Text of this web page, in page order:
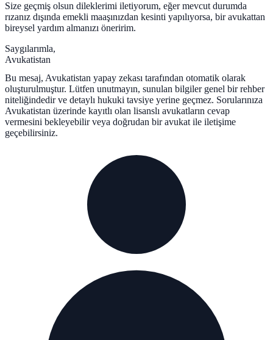
Size geçmiş olsun dileklerimi iletiyorum, eğer mevcut durumda
rızanız dışında emekli maaşınızdan kesinti yapılıyorsa, bir avukattan
bireysel yardım almanızı öneririm.
Saygılarımla,
Avukatistan
Bu mesaj, Avukatistan yapay zekası tarafından otomatik olarak
oluşturulmuştur. Lütfen unutmayın, sunulan bilgiler genel bir rehber
niteliğindedir ve detaylı hukuki tavsiye yerine geçmez. Sorularınıza
Avukatistan üzerinde kayıtlı olan lisanslı avukatların cevap
vermesini bekleyebilir veya doğrudan bir avukat ile iletişime
geçebilirsiniz.